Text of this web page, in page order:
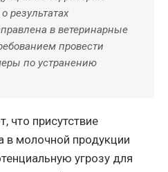
результатах
в ветеринарные
провести
по устранению
что присутствие
в молочной продукции
угрозу для